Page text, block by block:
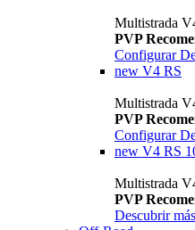
Multistrada
PVP
Configurar
new V4 RS
Multistrada
PVP
Configurar
new V4 RS
Multistrada
PVP
Descubrir más